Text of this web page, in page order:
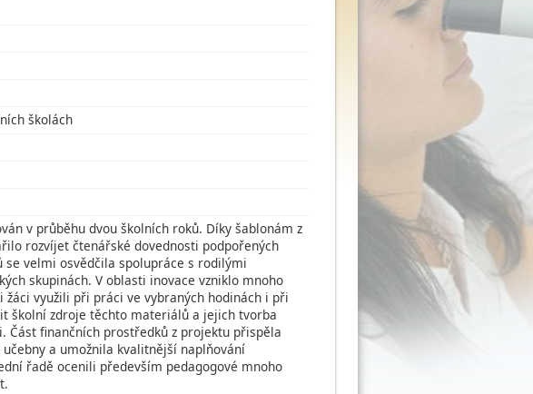
školách
v průběhu dvou školních roků. Díky šablonám z
rozvíjet čtenářské dovednosti podpořených
se velmi osvědčila spolupráce s rodilými
skupinách. V oblasti inovace vzniklo mnoho
využili při práci ve vybraných hodinách i při
školní zdroje těchto materiálů a jejich tvorba
Část finančních prostředků z projektu přispěla
a umožnila kvalitnější naplňování
řadě ocenili především pedagogové mnoho